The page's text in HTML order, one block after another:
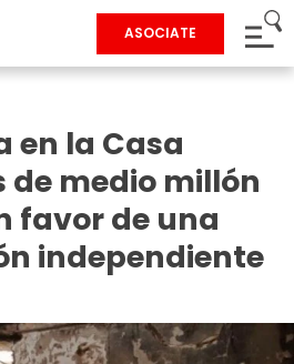
ASOCIATE
en la Casa
de medio millón
favor de una
independiente